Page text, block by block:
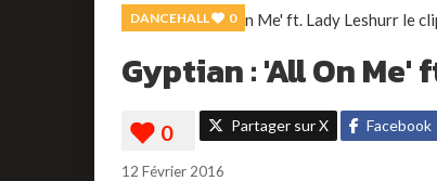
DANCEHALL 0
Gyptian : 'All On Me'
Partager sur X Facebook
12 Février 2016